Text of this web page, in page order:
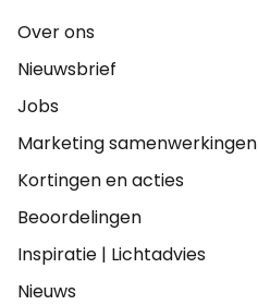
Over ons
Nieuwsbrief
Jobs
Marketing samenwerkingen
Kortingen en acties
Beoordelingen
Inspiratie | Lichtadvies
Nieuws